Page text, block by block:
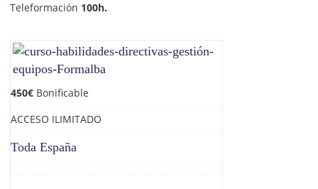
Teleformación 100h.
450€ Bonificable
ACCESO ILIMITADO
Toda España